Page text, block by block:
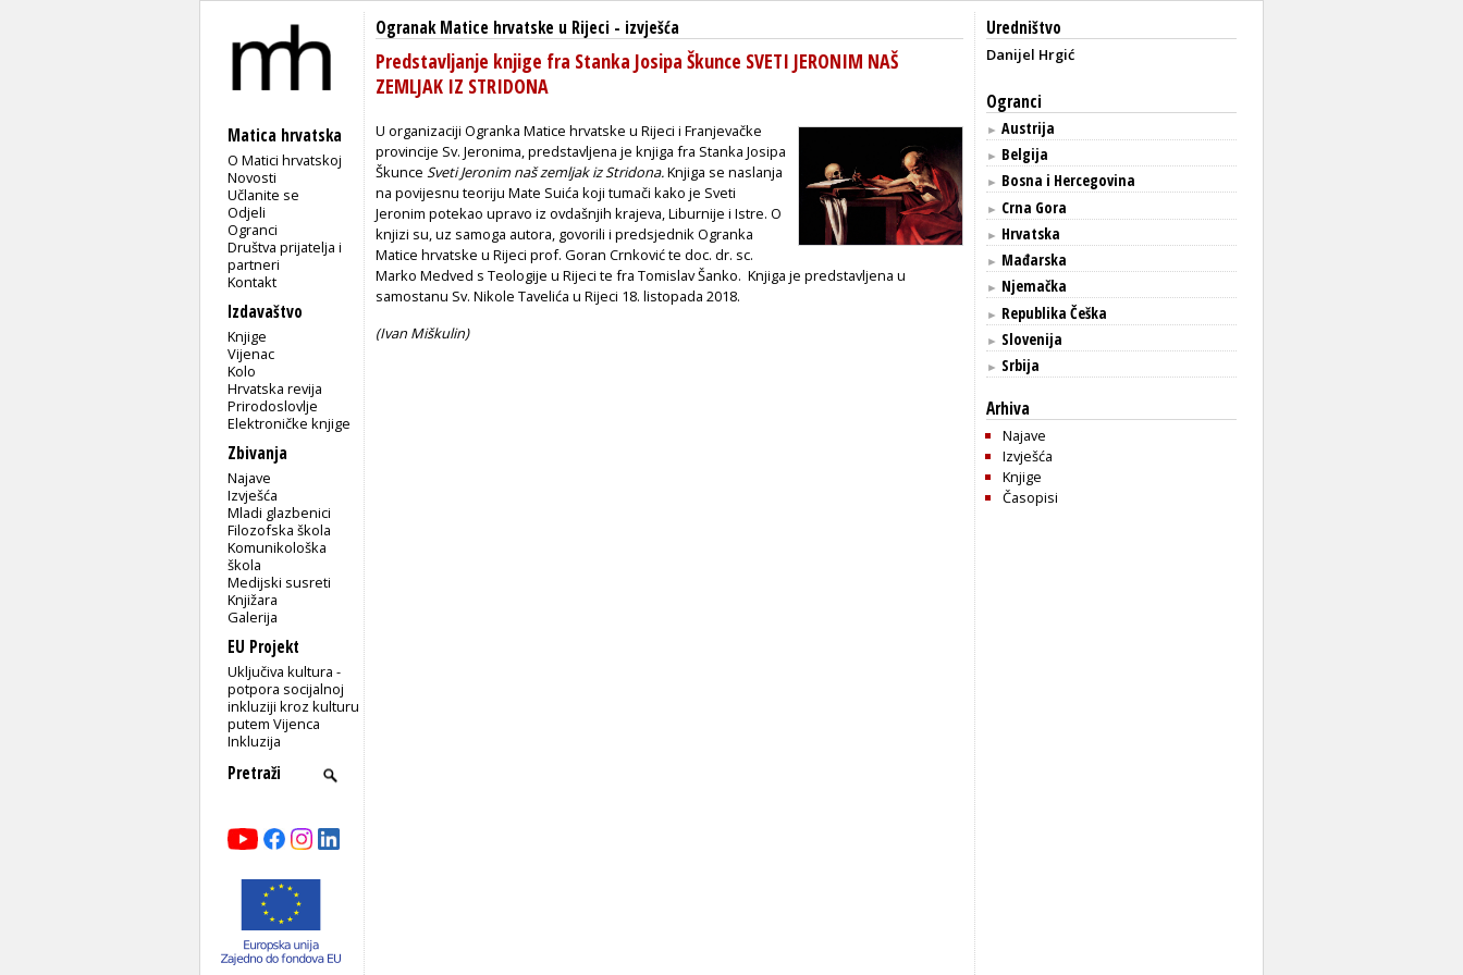
Matica hrvatska
O Matici hrvatskoj
Novosti
Učlanite se
Odjeli
Ogranci
Društva prijatelja i
partneri
Kontakt
Izdavaštvo
Knjige
Vijenac
Kolo
Hrvatska revija
Prirodoslovlje
Elektroničke knjige
Zbivanja
Najave
Izvješća
Mladi glazbenici
Filozofska škola
Komunikološka
škola
Medijski susreti
Knjižara
Galerija
EU Projekt
Uključiva kultura -
potpora socijalnoj
inkluziji kroz kulturu
putem Vijenca
Inkluzija
Ogranak Matice hrvatske u Rijeci - izvješća
Predstavljanje knjige fra Stanka Josipa Škunce SVETI JERONIM NAŠ
ZEMLJAK IZ STRIDONA
U organizaciji Ogranka Matice hrvatske u Rijeci i Franjevačke
provincije Sv. Jeronima, predstavljena je knjiga fra Stanka Josipa
Škunce Sveti Jeronim naš zemljak iz Stridona.Knjiga se naslanja
na povijesnu teoriju Mate Suića koji tumači kako je Sveti
Jeronim potekao upravo iz ovdašnjih krajeva, Liburnije i Istre. O
knjizi su, uz samoga autora, govorili i predsjednik Ogranka
Matice hrvatske u Rijeci prof. Goran Crnković te doc. dr. sc.
Marko Medved s Teologije u Rijeci te fra Tomislav Šanko. Knjiga je predstavljena u
samostanu Sv. Nikole Tavelića u Rijeci 18. listopada 2018.
(Ivan Miškulin)
Uredništvo
Danijel Hrgić
Ogranci
► Austrija
► Belgija
► Bosna i Hercegovina
► Crna Gora
► Hrvatska
► Mađarska
► Njemačka
► Republika Češka
► Slovenija
► Srbija
Arhiva
Najave
Izvješća
Knjige
Časopisi